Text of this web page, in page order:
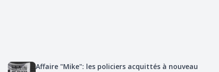
Affaire "Mike": les policiers acquittés à nouveau